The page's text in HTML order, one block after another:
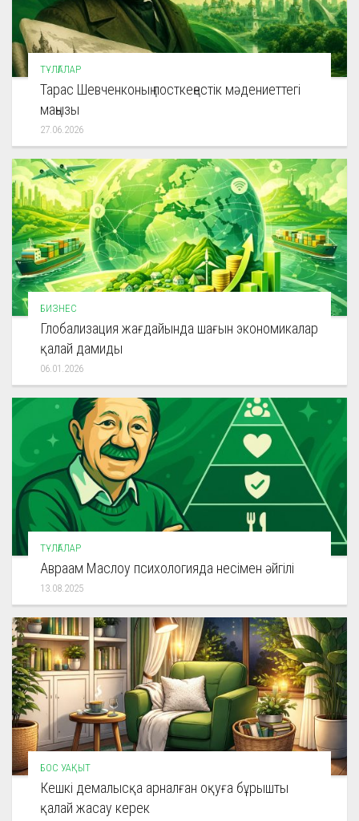
ТҰЛҒАЛАР
Тарас Шевченконың посткеңестік мәдениеттегі
маңызы
27.06.2026
БИЗНЕС
Глобализация жағдайында шағын экономикалар
қалай дамиды
06.01.2026
ТҰЛҒАЛАР
Авраам Маслоу психологияда несімен әйгілі
13.08.2025
БОС УАҚЫТ
Кешкі демалысқа арналған оқуға бұрышты
қалай жасау керек